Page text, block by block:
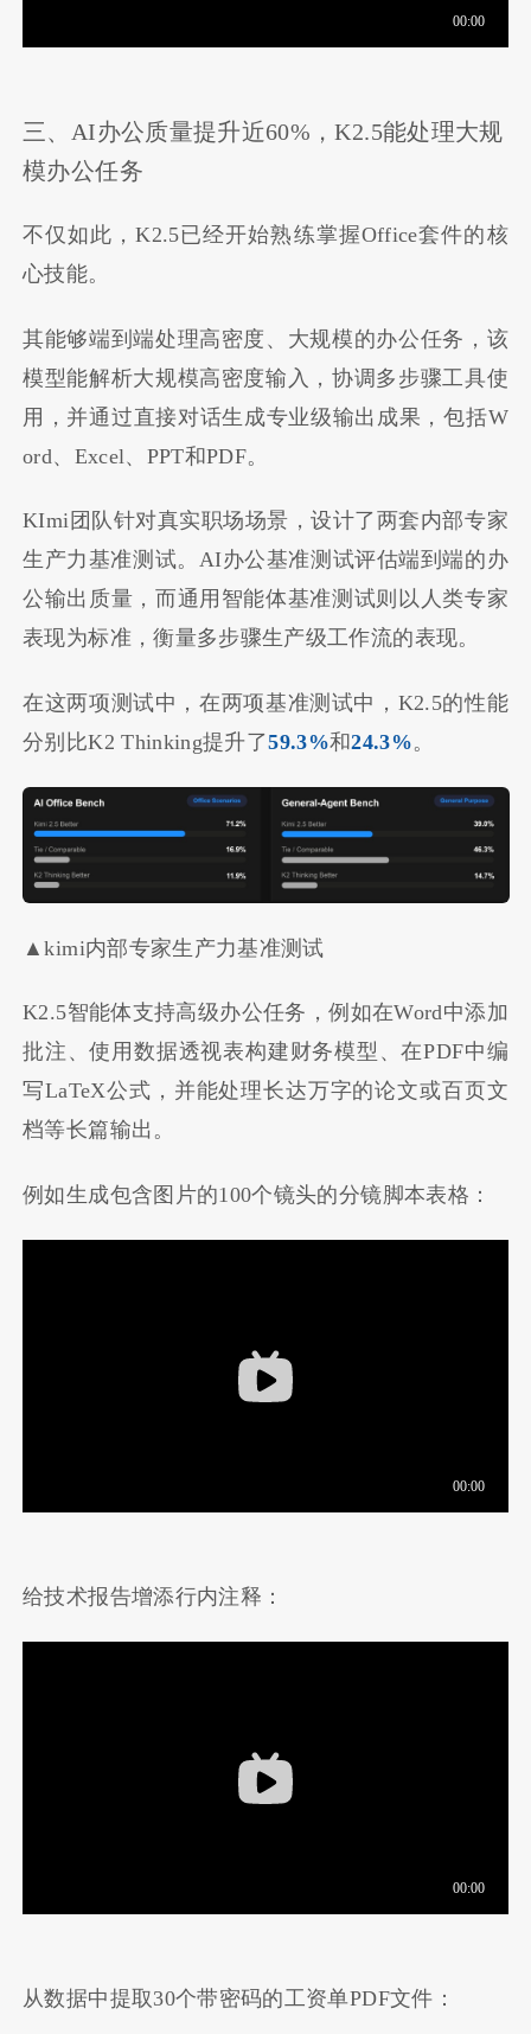
三、AI办公质量提升近60%，K2.5能处理大规
模办公任务
不仅如此，K2.5已经开始熟练掌握Office套件的核
心技能。
其能够端到端处理高密度、大规模的办公任务，该
模型能解析大规模高密度输入，协调多步骤工具使
用，并通过直接对话生成专业级输出成果，包括W
ord、Excel、PPT和PDF。
KImi团队针对真实职场场景，设计了两套内部专家
生产力基准测试。AI办公基准测试评估端到端的办
公输出质量，而通用智能体基准测试则以人类专家
表现为标准，衡量多步骤生产级工作流的表现。
在这两项测试中，在两项基准测试中，K2.5的性能
分别比K2 Thinking提升了59.3%和24.3%。
▲kimi内部专家生产力基准测试
K2.5智能体支持高级办公任务，例如在Word中添加
批注、使用数据透视表构建财务模型、在PDF中编
写LaTeX公式，并能处理长达万字的论文或百页文
档等长篇输出。
例如生成包含图片的100个镜头的分镜脚本表格：
给技术报告增添行内注释：
从数据中提取30个带密码的工资单PDF文件：